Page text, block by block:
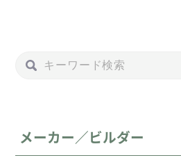
メーカー／ビルダー